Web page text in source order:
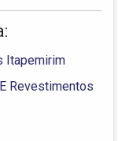
Itapemirim
Revestimentos